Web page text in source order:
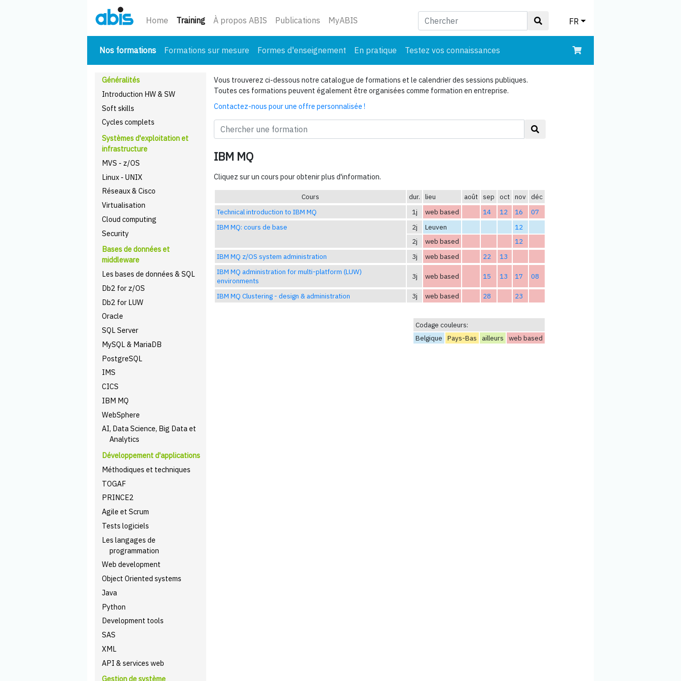
Home Training(courant)
À propos ABIS Publications MyABIS FR
Nos formations(courant)
Formations sur mesure Formes d'enseignement En pratique Testez vos connaissances
Généralités
Introduction HW & SW
Soft skills
Cycles complets
Systèmes d'exploitation et
infrastructure
MVS - z/OS
Linux - UNIX
Réseaux & Cisco
Virtualisation
Cloud computing
Security
Bases de données et
middleware
Les bases de données & SQL
Db2 for z/OS
Db2 for LUW
Oracle
SQL Server
MySQL & MariaDB
PostgreSQL
IMS
CICS
IBM MQ
WebSphere
AI, Data Science, Big Data et
Analytics
Développement d'applications
Méthodiques et techniques
TOGAF
PRINCE2
Agile et Scrum
Tests logiciels
Les langages de
programmation
Web development
Object Oriented systems
Java
Python
Development tools
SAS
XML
API & services web
Gestion de système
Vous trouverez ci-dessous notre catalogue de formations et le calendrier des sessions publiques.
Toutes ces formations peuvent également être organisées comme formation en entreprise.
Contactez-nous pour une offre personnalisée !
IBM MQ
Cliquez sur un cours pour obtenir plus d'information.
Cours dur. lieu août sep oct nov déc
Technical introduction to IBM MQ
1j web based 14 12 16
07
IBM MQ: cours de base
2j Leuven
12
2j
web based
12
IBM MQ z/OS system administration
3j web based 22
13
IBM MQ administration for multi-platform (LUW)
environments
3j web based 15 13 17 08
IBM MQ Clustering - design & administration 3j web based 28 23
Codage couleurs:
Belgique
Pays-Bas ailleurs web based